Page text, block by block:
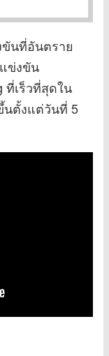
ขันที่อันตราย
ข่งขัน
ที่เร็วที่สุดใน
นตั้งแต่วันที่ 5